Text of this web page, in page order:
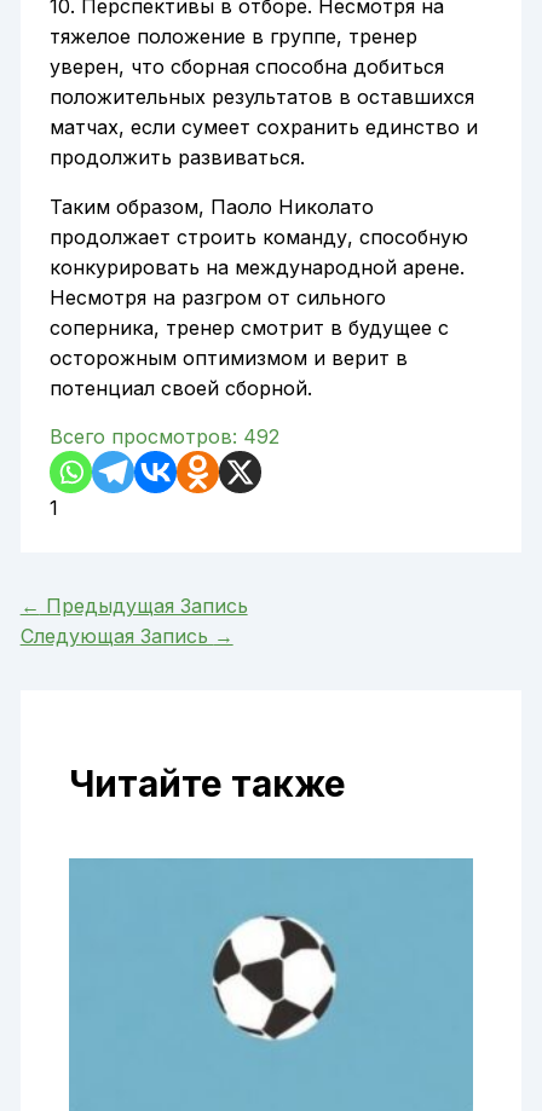
10. Перспективы в отборе. Несмотря на
тяжелое положение в группе, тренер
уверен, что сборная способна добиться
положительных результатов в оставшихся
матчах, если сумеет сохранить единство и
продолжить развиваться.
Таким образом, Паоло Николато
продолжает строить команду, способную
конкурировать на международной арене.
Несмотря на разгром от сильного
соперника, тренер смотрит в будущее с
осторожным оптимизмом и верит в
потенциал своей сборной.
Всего просмотров: 492
1
← Предыдущая Запись
Следующая Запись →
Читайте также